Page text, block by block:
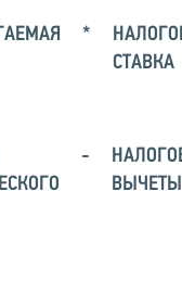
*
СТАВКА
-
ВЫЧЕТЫ